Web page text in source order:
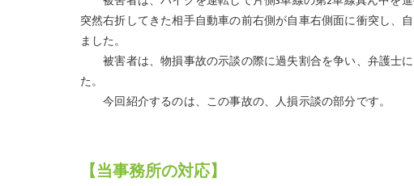
突然右折してきた相手自動車の前右側が自車右側面に衝突し、
ました。
被害者は、物損事故の示談の際に過失割合を争い、弁護士
た。
今回紹介するのは、この事故の、人損示談の部分です。
【当事務所の対応】